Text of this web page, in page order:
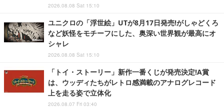
2026.08.08 Sat 15:10
ユニクロの「浮世絵」UTが8月17日発売!がしゃどくろ
など妖怪をモチーフにした、奥深い世界観が最高にオ
シャレ
2026.08.08 Sat 15:10
「トイ・ストーリー」新作一番くじが発売決定!A賞
は、ウッディたちがレトロ感満載のアナログレコード
上を走る姿で立体化
2026.08.07 Fri 03:40